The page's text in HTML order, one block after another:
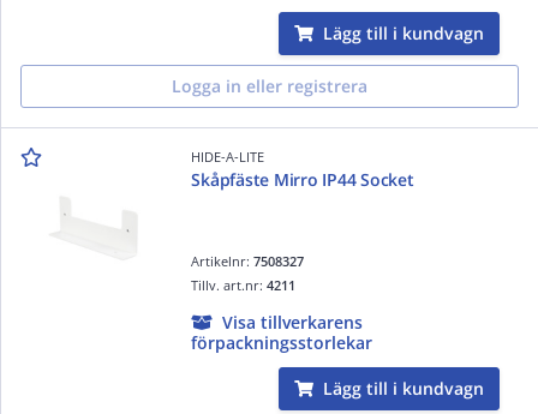
Lägg till i kundvagn
Logga in eller registrera
HIDE-A-LITE
Skåpfäste Mirro IP44 Socket
Artikelnr:7508327
Tillv. art.nr:4211
Visa tillverkarens
förpackningsstorlekar
Lägg till i kundvagn